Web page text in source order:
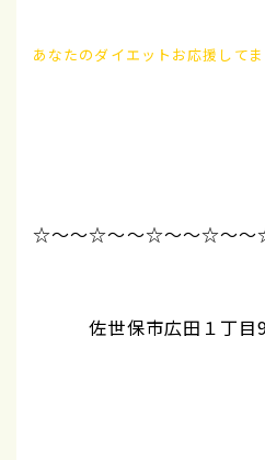
あなたのダイエットお応援して
☆～～☆～～☆～～☆～
佐世保市広田１丁目